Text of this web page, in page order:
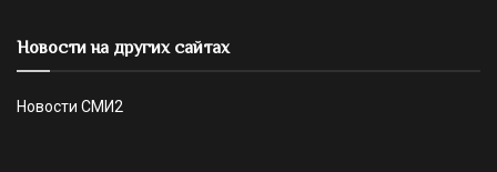
Новости на других сайтах
Новости СМИ2